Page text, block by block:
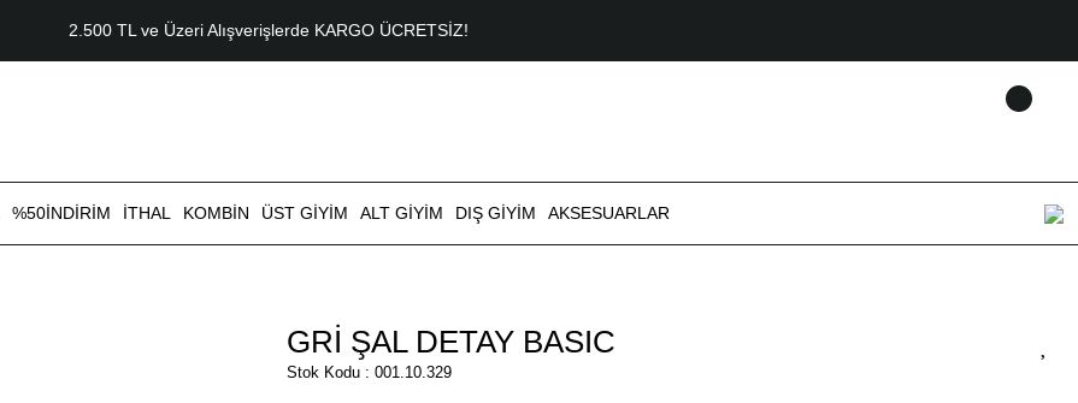
2.500 TL ve Üzeri Alışverişlerde KARGO ÜCRETSİZ!
%50İNDİRİM İTHAL KOMBİN ÜST GİYİM ALT GİYİM DIŞ GİYİM AKSESUARLAR
GRİ ŞAL DETAY BASIC
Stok Kodu : 001.10.329